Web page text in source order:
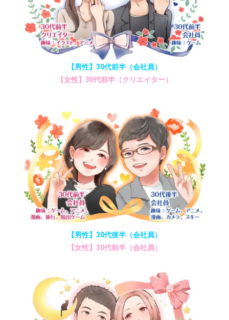
【男性】30代前半（会社員）
【女性】30代前半（クリエイター）
【男性】30代後半（会社員）
【女性】30代前半（会社員）